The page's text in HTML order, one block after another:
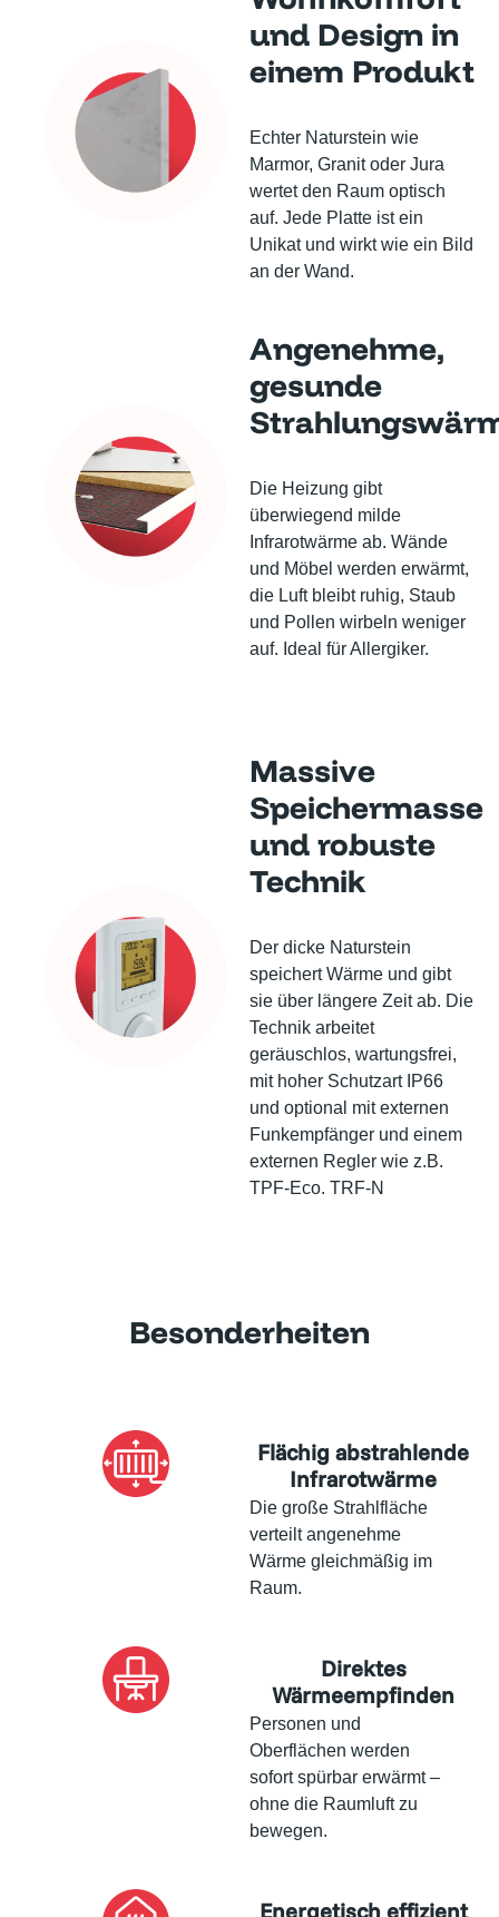
und Design in
einem Produkt
Echter Naturstein wie
Marmor, Granit oder Jura
wertet den Raum optisch
auf. Jede Platte ist ein
Unikat und wirkt wie ein Bild
an der Wand.
Angenehme,
gesunde
Die Heizung gibt
überwiegend milde
Infrarotwärme ab. Wände
und Möbel werden erwärmt,
die Luft bleibt ruhig, Staub
und Pollen wirbeln weniger
auf. Ideal für Allergiker.
Massive
Speichermasse
und robuste
Technik
Der dicke Naturstein
speichert Wärme und gibt
sie über längere Zeit ab. Die
Technik arbeitet
geräuschlos, wartungsfrei,
mit hoher Schutzart IP66
und optional mit externen
Funkempfänger und einem
externen Regler wie z.B.
TPF-Eco. TRF-N
Besonderheiten
Flächig abstrahlende
Infrarotwärme
Die große Strahlfläche
verteilt angenehme
Wärme gleichmäßig im
Raum.
Direktes
Wärmeempfinden
Personen und
Oberflächen werden
sofort spürbar erwärmt –
ohne die Raumluft zu
bewegen.
Energetisch effizient